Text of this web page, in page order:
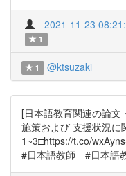
2021-11-23
1
1 @ktsuzaki
[日本語教育関連の論
施策および 支援状況に
1~3□https://t.co/
#日本語教師 #日本語